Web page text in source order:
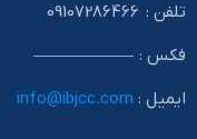
تلفن : 09107286466
فکس : ——————
ایمیل : info@ibjcc.com